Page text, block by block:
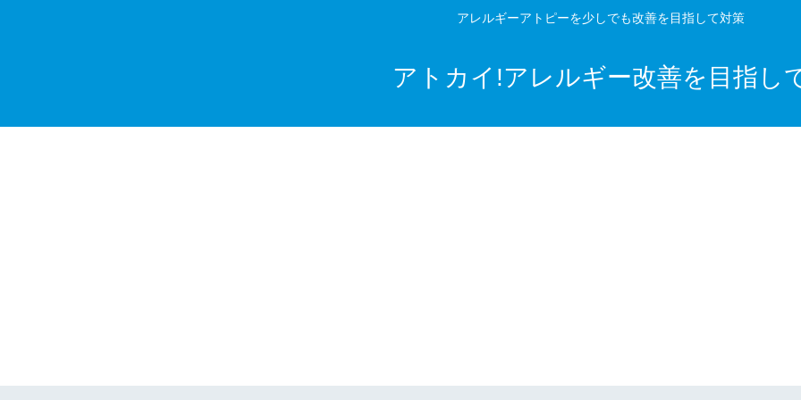
アレルギーアトピーを少しでも改善を目指して対策
アトカイ!アレルギー改善を目指し